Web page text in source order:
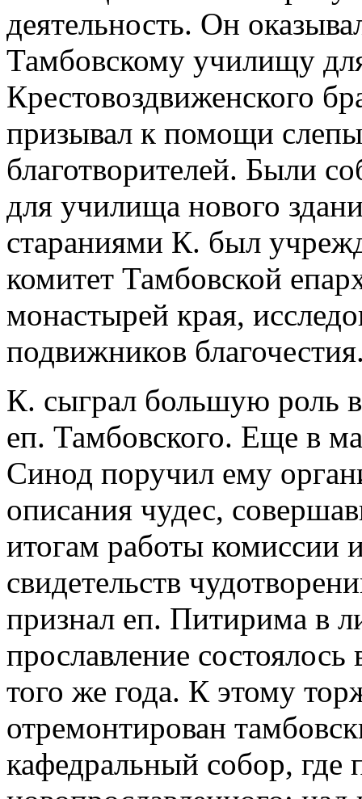
деятельность. Он
Тамбовскому училищу
Крестовоздвиженского
призывал к помощи
благотворителей. Были
для училища нового
стараниями К. был
комитет Тамбовской
монастырей края,
подвижников
К. сыграл большую роль
еп. Тамбовского. Еще в
Синод поручил ему
описания чудес,
итогам работы комиссии
свидетельств
признал еп. Питирима в
прославление
того же года. К этому
отремонтирован
кафедральный собор,